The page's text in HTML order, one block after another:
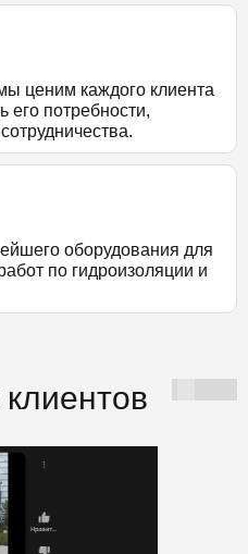
ценим каждого клиента
его потребности,
оборудования для
по гидроизоляции и